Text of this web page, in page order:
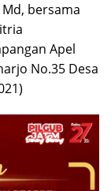
bersama
Apel
No.35 Desa